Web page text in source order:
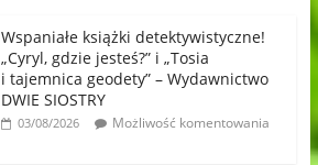
Wspaniałe książki detektywistyczne!
„Cyryl, gdzie jesteś?” i „Tosia
i tajemnica geodety” – Wydawnictwo
DWIE SIOSTRY
03/08/2026
Możliwość komentowania